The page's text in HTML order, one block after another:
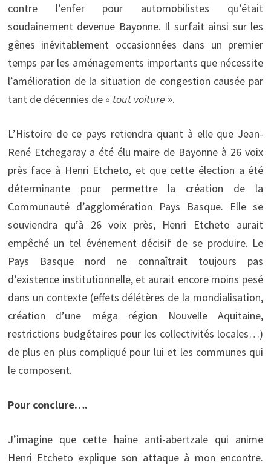
contre l’enfer pour automobilistes qu’était
soudainement devenue Bayonne. Il surfait ainsi sur les
gênes inévitablement occasionnées dans un premier
temps par les aménagements importants que nécessite
l’amélioration de la situation de congestion causée par
tant de décennies de « tout voiture ».
L’Histoire de ce pays retiendra quant à elle que Jean-
René Etchegaray a été élu maire de Bayonne à 26 voix
près face à Henri Etcheto, et que cette élection a été
déterminante pour permettre la création de la
Communauté d’agglomération Pays Basque. Elle se
souviendra qu’à 26 voix près, Henri Etcheto aurait
empêché un tel événement décisif de se produire. Le
Pays Basque nord ne connaîtrait toujours pas
d’existence institutionnelle, et aurait encore moins pesé
dans un contexte (effets délétères de la mondialisation,
création d’une méga région Nouvelle Aquitaine,
restrictions budgétaires pour les collectivités locales…)
de plus en plus compliqué pour lui et les communes qui
le composent.
Pour conclure….
J’imagine que cette haine anti-abertzale qui anime
Henri Etcheto explique son attaque à mon encontre.